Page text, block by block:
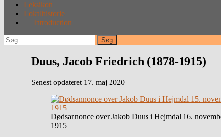
Leksikon
Lokalhistorie
Introduction
Søg
efter:
Duus, Jacob Friedrich (1878-1915)
Senest opdateret 17. maj 2020
Dødsannonce over Jakob Duus i Hejmdal 16.
1915